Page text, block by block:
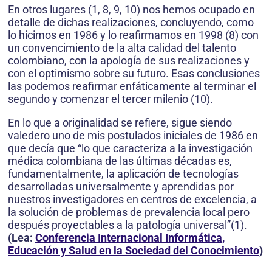
En otros lugares (1, 8, 9, 10) nos hemos ocupado en
detalle de dichas realizaciones, concluyendo, como
lo hicimos en 1986 y lo reafirmamos en 1998 (8) con
un convencimiento de la alta calidad del talento
colombiano, con la apología de sus realizaciones y
con el optimismo sobre su futuro. Esas conclusiones
las podemos reafirmar enfáticamente al terminar el
segundo y comenzar el tercer milenio (10).
En lo que a originalidad se refiere, sigue siendo
valedero uno de mis postulados iniciales de 1986 en
que decía que “lo que caracteriza a la investigación
médica colombiana de las últimas décadas es,
fundamentalmente, la aplicación de tecnologías
desarrolladas universalmente y aprendidas por
nuestros investigadores en centros de excelencia, a
la solución de problemas de prevalencia local pero
después proyectables a la patología universal”(1).
(Lea: Conferencia Internacional Informática,
Educación y Salud en la Sociedad del Conocimiento)